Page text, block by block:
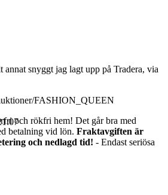
snyggt jag lagt upp på Tradera, via
FASHION_QUEEN
och rökfri hem! Det går bra med
betalning vid lön. Fraktavgiften är
och nedlagd tid! - Endast seriösa